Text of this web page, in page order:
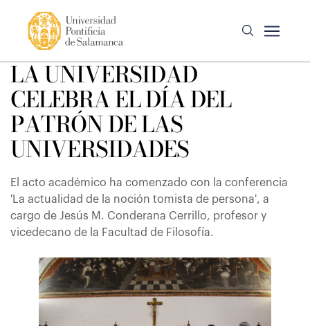
LA UNIVERSIDAD
CELEBRA EL DÍA DEL
PATRÓN DE LAS
UNIVERSIDADES
El acto académico ha comenzado con la conferencia
'La actualidad de la noción tomista de persona', a
cargo de Jesús M. Conderana Cerrillo, profesor y
vicedecano de la Facultad de Filosofía.